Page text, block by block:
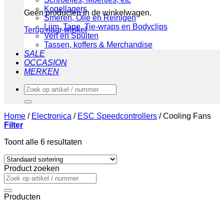
Geen producten in de winkelwagen.
Terug naar winkel
Kogellagers
Smeren, Olie en Reinigen
Lijm, Tape, Tie-wraps en Bodyclips
Verf en Spuiten
Tassen, koffers & Merchandise
SALE
OCCASION
MERKEN
Zoeken
naar:
Home / Electronica / ESC Speedcontrollers /Cooling Fans
Filter
Toont alle 6 resultaten
Product zoeken
Zoeken
naar:
Producten